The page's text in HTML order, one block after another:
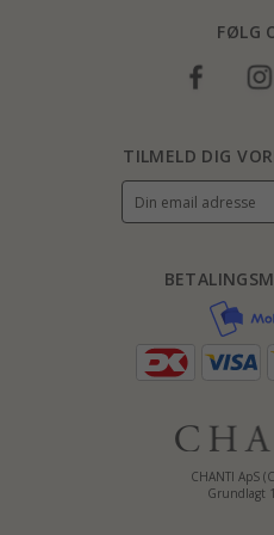
FØLG
CHANTI ApS
Grundlagt
TILMELD DIG